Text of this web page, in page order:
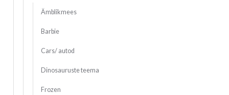
Ämblikmees
Barbie
Cars/ autod
Dinosauruste teema
Frozen